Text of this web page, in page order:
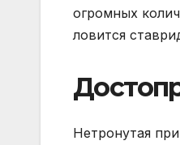
огромных
ловится
Нетронутая